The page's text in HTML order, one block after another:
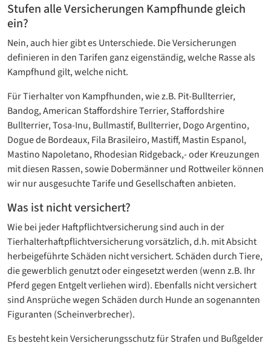
Stufen alle Versicherungen Kampfhunde gleich
ein?
Nein, auch hier gibt es Unterschiede. Die Versicherungen
definieren in den Tarifen ganz eigenständig, welche Rasse als
Kampfhund gilt, welche nicht.
Für Tierhalter von Kampfhunden, wie z.B. Pit-Bullterrier,
Bandog, American Staffordshire Terrier, Staffordshire
Bullterrier, Tosa-Inu, Bullmastif, Bullterrier, Dogo Argentino,
Dogue de Bordeaux, Fila Brasileiro, Mastiff, Mastin Espanol,
Mastino Napoletano, Rhodesian Ridgeback,- oder Kreuzungen
mit diesen Rassen, sowie Dobermänner und Rottweiler können
wir nur ausgesuchte Tarife und Gesellschaften anbieten.
Was ist nicht versichert?
Wie bei jeder Haftpflichtversicherung sind auch in der
Tierhalterhaftpflichtversicherung vorsätzlich, d.h. mit Absicht
herbeigeführte Schäden nicht versichert. Schäden durch Tiere,
die gewerblich genutzt oder eingesetzt werden (wenn z.B. Ihr
Pferd gegen Entgelt verliehen wird). Ebenfalls nicht versichert
sind Ansprüche wegen Schäden durch Hunde an sogenannten
Figuranten (Scheinverbrecher).
Es besteht kein Versicherungsschutz für Strafen und Bußgelder